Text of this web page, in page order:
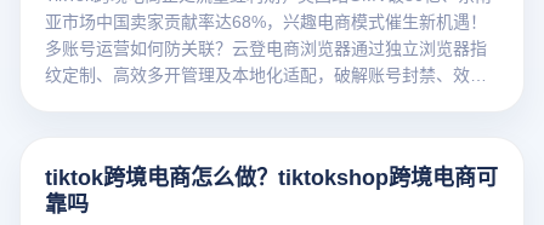
亚市场中国卖家贡献率达68%，兴趣电商模式催生新机遇！
多账号运营如何防关联？云登电商浏览器通过独立浏览器指
纹定制、高效多开管理及本地化适配，破解账号封禁、效率
tiktok跨境电商怎么做？tiktokshop跨境电商可
靠吗